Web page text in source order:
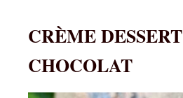
CRÈME DESSERT
CHOCOLAT